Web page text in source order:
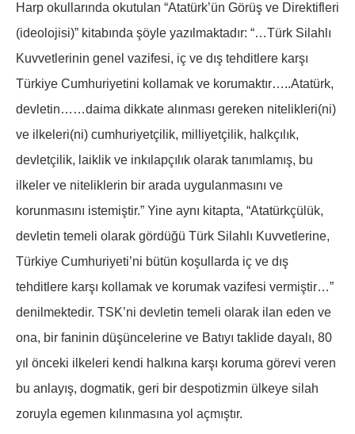
Harp okullarında okutulan “Atatürk’ün Görüş ve Direktifleri
(ideolojisi)” kitabında şöyle yazılmaktadır: “…Türk Silahlı
Kuvvetlerinin genel vazifesi, iç ve dış tehditlere karşı
Türkiye Cumhuriyetini kollamak ve korumaktır…..Atatürk,
devletin……daima dikkate alınması gereken nitelikleri(ni)
ve ilkeleri(ni) cumhuriyetçilik, milliyetçilik, halkçılık,
devletçilik, laiklik ve inkılapçılık olarak tanımlamış, bu
ilkeler ve niteliklerin bir arada uygulanmasını ve
korunmasını istemiştir.” Yine aynı kitapta, “Atatürkçülük,
devletin temeli olarak gördüğü Türk Silahlı Kuvvetlerine,
Türkiye Cumhuriyeti’ni bütün koşullarda iç ve dış
tehditlere karşı kollamak ve korumak vazifesi vermiştir…”
denilmektedir. TSK’ni devletin temeli olarak ilan eden ve
ona, bir faninin düşüncelerine ve Batıyı taklide dayalı, 80
yıl önceki ilkeleri kendi halkına karşı koruma görevi veren
bu anlayış, dogmatik, geri bir despotizmin ülkeye silah
zoruyla egemen kılınmasına yol açmıştır.